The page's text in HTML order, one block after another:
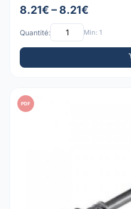
8.21€ – 8.21€
Quantité: Min: 1
PDF